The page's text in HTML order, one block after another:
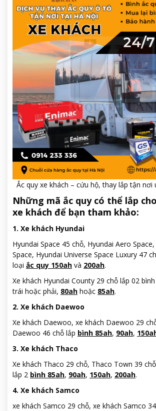
Ắc quy xe khách – cứu hộ, thay lắp tận nơi
Những mã ắc quy có thể lắp
xe khách để bạn tham khảo:
1. Xe khách Hyundai
Hyundai Space 45 chỗ, Hyundai Aero
Space, Hyundai Universe Space Luxury 47
loại ắc quy 150ah và 200ah.
Xe khách Hyundai County 29 chỗ lắp 02
trái hoặc phải, 80ah hoặc 85ah.
2. Xe khách Daewoo
Xe khách Daewoo, xe khách Daewoo 29
Daewoo 46 chỗ lắp bình 85ah, 90ah,
3. Xe khách Thaco
Xe khách Thaco 29 chỗ, Thaco Town 39
lắp 2 bình 85ah, 90ah, 150ah, 200ah.
4. Xe khách Samco
xe khách Samco 29 chỗ, xe khách Samco